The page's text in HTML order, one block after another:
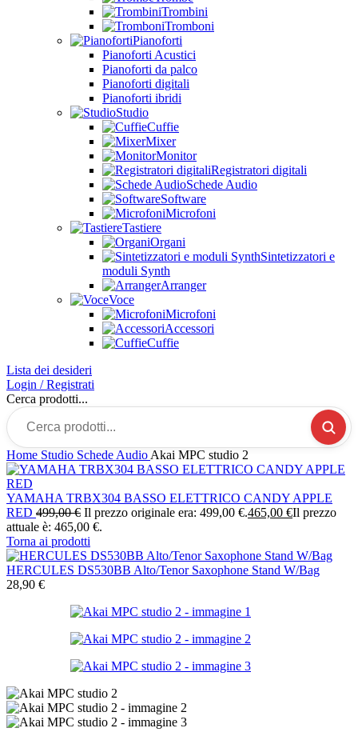
Trombini
Tromboni
Pianoforti
Pianoforti Acustici
Pianoforti da palco
Pianoforti digitali
Pianoforti ibridi
Studio
Cuffie
Mixer
Monitor
Registratori digitali
Schede Audio
Software
Microfoni
Tastiere
Organi
Sintetizzatori e
moduli Synth
Arranger
Voce
Microfoni
Accessori
Cuffie
Lista dei desideri
Login / Registrati
Cerca prodotti...
Home Studio Schede Audio Akai MPC studio 2
YAMAHA TRBX304 BASSO ELETTRICO CANDY APPLE
RED 499,00€ Il prezzo originale era: 499,00 €.465,00 €Il prezzo
attuale è: 465,00 €.
Torna ai prodotti
HERCULES DS530BB Alto/Tenor Saxophone Stand W/Bag
28,90 €